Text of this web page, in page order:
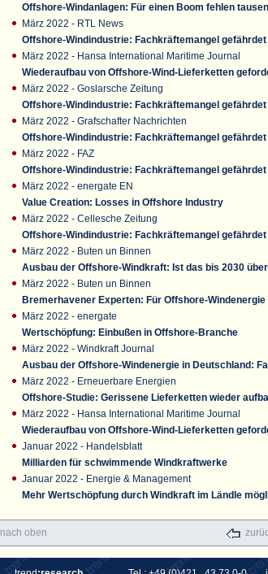
Offshore-Windanlagen: Für einen Boom fehlen
März 2022 - RTL News
Offshore-Windindustrie: Fachkräftemangel
März 2022 - Hansa International Maritime Journal
Wiederaufbau von Offshore-Wind-Lieferketten
März 2022 - Goslarsche Zeitung
Offshore-Windindustrie: Fachkräftemangel
März 2022 - Grafschafter Nachrichten
Offshore-Windindustrie: Fachkräftemangel
März 2022 - FAZ
Offshore-Windindustrie: Fachkräftemangel
März 2022 - energate EN
Value Creation: Losses in Offshore Industry
März 2022 - Cellesche Zeitung
Offshore-Windindustrie: Fachkräftemangel
März 2022 - Buten un Binnen
Ausbau der Offshore-Windkraft: Ist das bis 2030
März 2022 - Buten un Binnen
Bremerhavener Experten: Für Offshore-
März 2022 - energate
Wertschöpfung: Einbußen in Offshore-Branche
März 2022 - Windkraft Journal
Ausbau der Offshore-Windenergie in Deutschland:
März 2022 - Erneuerbare Energien
Offshore-Studie: Gerissene Lieferketten wieder
März 2022 - Hansa International Maritime Journal
Wiederaufbau von Offshore-Wind-Lieferketten
Januar 2022 - Handelsblatt
Milliarden für schwimmende Windkraftwerke
Januar 2022 - Energie & Management
Mehr Wertschöpfung durch Windkraft im Ländle
nach oben